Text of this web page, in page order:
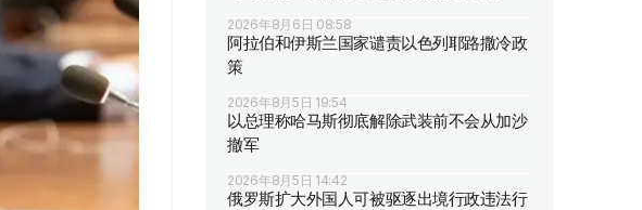
2026年8月6日 08:58
阿拉伯和伊斯兰国家谴责以色列耶路撒冷政
策
2026年8月5日 19:54
以总理称哈马斯彻底解除武装前不会从加沙
撤军
2026年8月5日 14:42
俄罗斯扩大外国人可被驱逐出境行政违法行